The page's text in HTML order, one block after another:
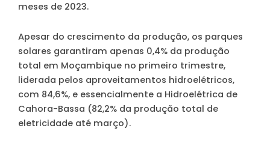
meses de 2023.
Apesar do crescimento da produção, os parques
solares garantiram apenas 0,4% da produção
total em Moçambique no primeiro trimestre,
liderada pelos aproveitamentos hidroelétricos,
com 84,6%, e essencialmente a Hidroelétrica de
Cahora-Bassa (82,2% da produção total de
eletricidade até março).